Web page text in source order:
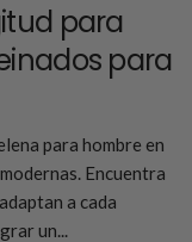
para
para
para hombre en
Encuentra
a cada
un...